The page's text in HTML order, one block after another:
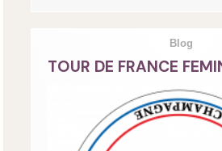
Blog
TOUR DE FRANCE